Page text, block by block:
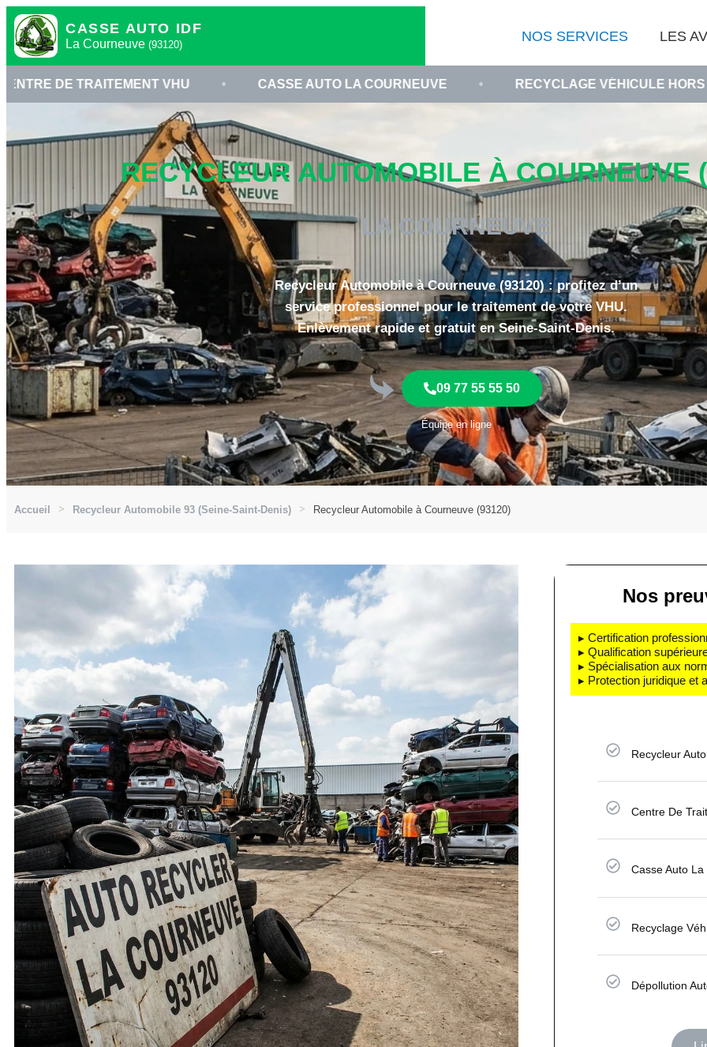
CASSE AUTO IDF
La Courneuve (93120)
NOS SERVICES LES
VHU • CASSE AUTO LA COURNEUVE • RECYCLAGE VÉHICULE HORS D'USAGE
RECYCLEUR AUTOMOBILE À COURNEUVE
LA COURNEUVE
Recycleur Automobile à Courneuve (93120) : profitez d’un
service professionnel pour le traitement de votre VHU.
Enlèvement rapide et gratuit en Seine-Saint-Denis.
09 77 55 55 50
Équipe en ligne
Accueil Recycleur Automobile 93 (Seine-Saint-Denis) Recycleur Automobile à Courneuve (93120)
Nos
▸ Certification
▸ Qualification
▸ Spécialisation aux
▸ Protection juridique et
Recycleur
Centre De
Casse Auto
Recyclage
Dépollution